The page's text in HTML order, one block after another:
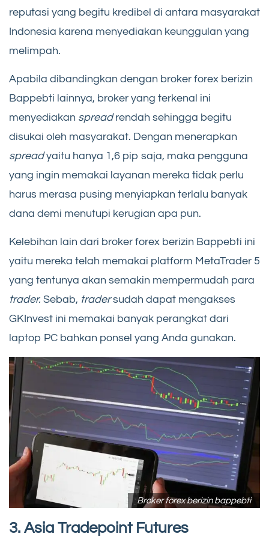
reputasi yang begitu kredibel di antara masyarakat
Indonesia karena menyediakan keunggulan yang
melimpah.
Apabila dibandingkan dengan broker forex berizin
Bappebti lainnya, broker yang terkenal ini
menyediakan spreadrendah sehingga begitu
disukai oleh masyarakat. Dengan menerapkan
spreadyaitu hanya 1,6 pip saja, maka pengguna
yang ingin memakai layanan mereka tidak perlu
harus merasa pusing menyiapkan terlalu banyak
dana demi menutupi kerugian apa pun.
Kelebihan lain dari broker forex berizin Bappebti ini
yaitu mereka telah memakai platform MetaTrader 5
yang tentunya akan semakin mempermudah para
trader. Sebab, tradersudah dapat mengakses
GKInvest ini memakai banyak perangkat dari
laptop PC bahkan ponsel yang Anda gunakan.
Broker forex berizin bappebti
3. Asia Tradepoint Futures